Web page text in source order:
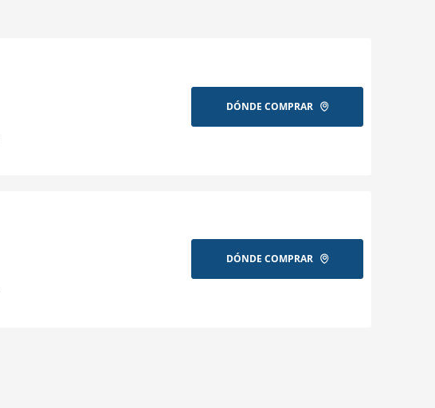
DÓNDE COMPRAR
DÓNDE COMPRAR